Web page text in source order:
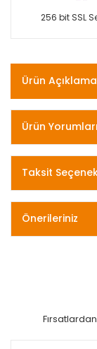
256 bit SSL
Ürün
Ürün Yorumları
Taksit
Önerileriniz